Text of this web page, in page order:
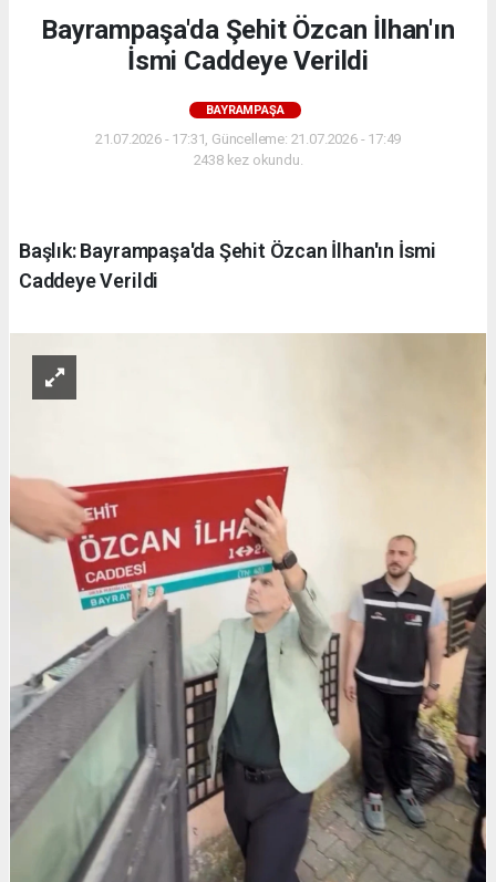
Bayrampaşa'da Şehit Özcan İlhan'ın
İsmi Caddeye Verildi
BAYRAMPAŞA
21.07.2026 - 17:31, Güncelleme: 21.07.2026 - 17:49
2438 kez okundu.
Başlık: Bayrampaşa'da Şehit Özcan İlhan'ın İsmi
Caddeye Verildi